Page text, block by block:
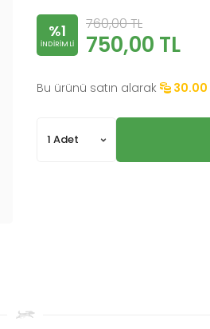
%1
INDIRIMLI
760,00TL
750,00 TL
Bu ürünü satın alarak 30.00